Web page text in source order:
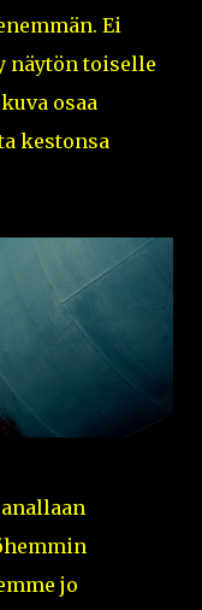
Ei
näytön toiselle
osaa
kestonsa
jo